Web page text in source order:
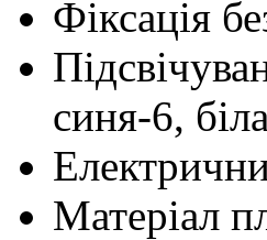
Фіксація
синя-6,
Матеріал